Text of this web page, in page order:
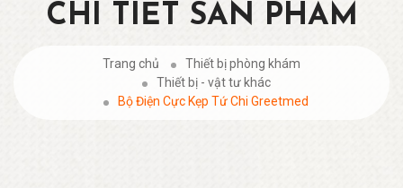
CHI TIẾT SẢN PHẨM
Trang chủ
Thiết bị phòng khám
Thiết bị - vật tư khác
Bộ Điện Cực Kẹp Tứ Chi Greetmed